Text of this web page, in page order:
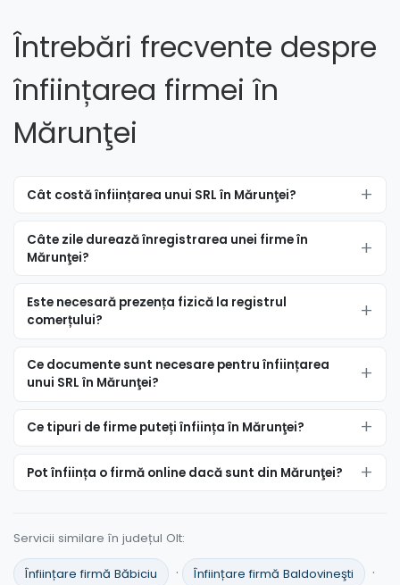
Întrebări frecvente despre
înființarea firmei în
Mărunţei
Cât costă înființarea unui SRL în Mărunţei?
Câte zile durează înregistrarea unei firme în
Mărunţei?
Este necesară prezența fizică la registrul
comerțului?
Ce documente sunt necesare pentru înființarea
unui SRL în Mărunţei?
Ce tipuri de firme puteți înființa în Mărunţei?
Pot înființa o firmă online dacă sunt din Mărunţei?
Servicii similare în județul Olt:
Înființare firmă Băbiciu · Înființare firmă Baldovineşti ·